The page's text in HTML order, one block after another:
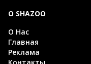
О SHAZOO
О Нас
Главная
Реклама